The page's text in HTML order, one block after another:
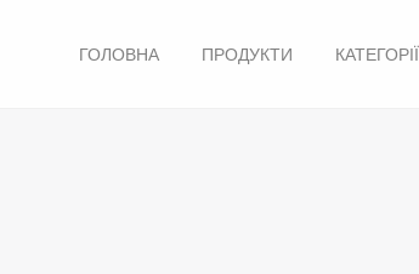
ГОЛОВНА ПРОДУКТИ КАТЕГОРІЇ